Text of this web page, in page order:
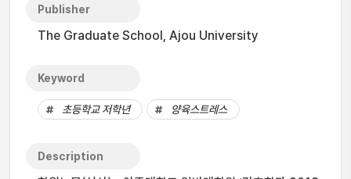
Publisher
The Graduate School, Ajou University
Keyword
초등학교 저학년 양육스트레스
Description